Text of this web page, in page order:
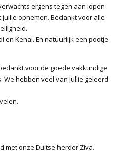
ergens tegen aan lopen
opnemen. Bedankt voor alle
en Kenai. En natuurlijk een pootje
voor de goede vakkundige
We hebben veel van jullie geleerd
met onze Duitse herder Ziva.